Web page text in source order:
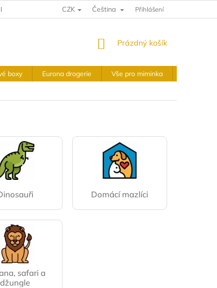
A VRÁCENÍ VÝKUPNÍ PODMÍNKY OBCHODNÍ PODMÍNKY
CZK Čeština Přihlášení
NÁKUPNÍ
Prázdný košík
boxy Eurona drogerie Vše pro miminka
Domácí mazlíci
safari a
džungle